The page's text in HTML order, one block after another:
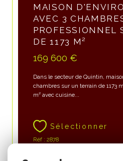
MAISON
AVEC 3
PROFESSIONNEL
DE 1173 M²
169 600 €
Dans le secteur de Quintin,
chambres sur un terrain de 1173
m² avec cuisine...
Sélectionner
Réf : 2878